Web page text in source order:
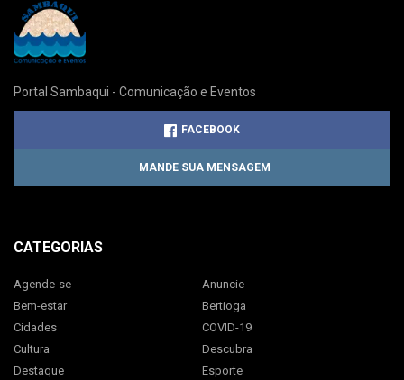
Portal Sambaqui - Comunicação e Eventos
FACEBOOK
MANDE SUA MENSAGEM
CATEGORIAS
Agende-se
Anuncie
Bem-estar
Bertioga
Cidades
COVID-19
Cultura
Descubra
Destaque
Esporte